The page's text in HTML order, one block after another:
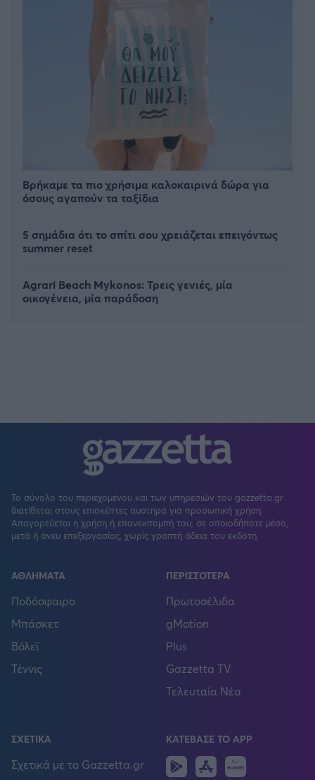
Βρήκαμε τα πιο χρήσιμα καλοκαιρινά δώρα για
όσους αγαπούν τα ταξίδια
5 σημάδια ότι το σπίτι σου χρειάζεται επειγόντως
summer reset
Agrari Beach Mykonos: Τρεις γενιές, μία
οικογένεια, μία παράδοση
Το σύνολο του περιεχομένου και των υπηρεσιών του gazzetta.gr
διατίθεται στους επισκέπτες αυστηρά για προσωπική χρήση.
Απαγορεύεται η χρήση ή επανεκπομπή του, σε οποιοδήποτε μέσο,
μετά ή άνευ επεξεργασίας, χωρίς γραπτή άδεια του εκδότη.
ΑΘΛΗΜΑΤΑ
Ποδόσφαιρο
Μπάσκετ
Βόλεϊ
Τέννις
ΠΕΡΙΣΣΟΤΕΡΑ
Πρωτοσέλιδα
gMotion
Plus
Gazzetta TV
Τελευταία Νέα
ΣΧΕΤΙΚΑ
Σχετικά με το Gazzetta.gr
ΚΑΤΕΒΑΣΕ ΤΟ APP
Android
IOS